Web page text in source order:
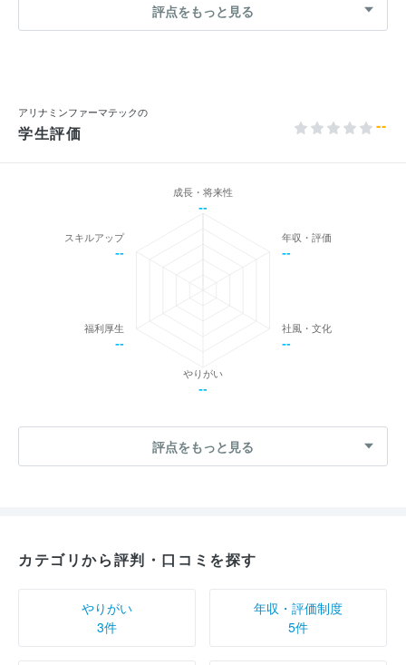
評点をもっと見る
アリナミンファーマテックの
学生評価 --
成長・将来性
--
年収・評価
--
社風・文化
--
やりがい
--
福利厚生
--
スキルアップ
--
評点をもっと見る
カテゴリから評判・口コミを探す
やりがい
3件
年収・評価制度
5件